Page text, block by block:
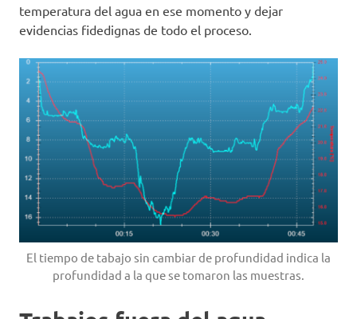
temperatura del agua en ese momento y dejar
evidencias fidedignas de todo el proceso.
El tiempo de tabajo sin cambiar de profundidad indica la
profundidad a la que se tomaron las muestras.